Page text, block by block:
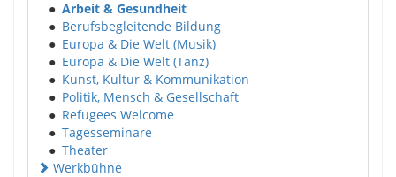
● Arbeit & Gesundheit
● Berufsbegleitende Bildung
● Europa & Die Welt (Musik)
● Europa & Die Welt (Tanz)
● Kunst, Kultur & Kommunikation
● Politik, Mensch & Gesellschaft
● Refugees Welcome
● Tagesseminare
● Theater
Werkbühne